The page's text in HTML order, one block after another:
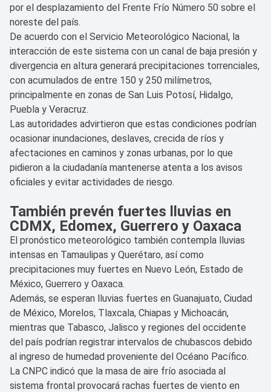
por el desplazamiento del Frente Frío Número 50 sobre el
noreste del país.
De acuerdo con el Servicio Meteorológico Nacional, la
interacción de este sistema con un canal de baja presión y
divergencia en altura generará precipitaciones torrenciales,
con acumulados de entre 150 y 250 milímetros,
principalmente en zonas de San Luis Potosí, Hidalgo,
Puebla y Veracruz.
Las autoridades advirtieron que estas condiciones podrían
ocasionar inundaciones, deslaves, crecida de ríos y
afectaciones en caminos y zonas urbanas, por lo que
pidieron a la ciudadanía mantenerse atenta a los avisos
oficiales y evitar actividades de riesgo.
También prevén fuertes lluvias en
CDMX, Edomex, Guerrero y Oaxaca
El pronóstico meteorológico también contempla lluvias
intensas en Tamaulipas y Querétaro, así como
precipitaciones muy fuertes en Nuevo León, Estado de
México, Guerrero y Oaxaca.
Además, se esperan lluvias fuertes en Guanajuato, Ciudad
de México, Morelos, Tlaxcala, Chiapas y Michoacán,
mientras que Tabasco, Jalisco y regiones del occidente
del país podrían registrar intervalos de chubascos debido
al ingreso de humedad proveniente del Océano Pacífico.
La CNPC indicó que la masa de aire frío asociada al
sistema frontal provocará rachas fuertes de viento en